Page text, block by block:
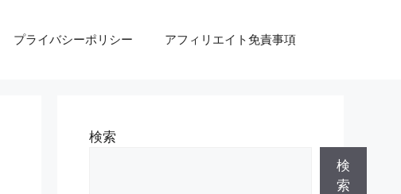
プライバシーポリシー アフィリエイト免責事項
検索
検
索